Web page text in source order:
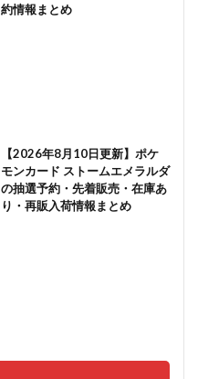
約情報まとめ
【2026年8月10日更新】ポケ
モンカード ストームエメラルダ
の抽選予約・先着販売・在庫あ
り・再販入荷情報まとめ